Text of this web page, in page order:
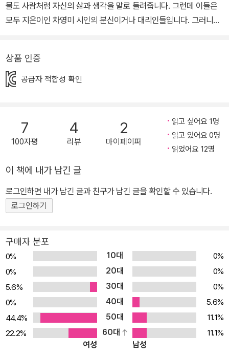
물도 사람처럼 자신의 삶과 생각을 말로 들려줍니다. 그런데 이들은
모두 지은이인 차영미 시인의 분신이거나 대리인들입니다. 그러니까
과 생각도 모두 아름답습니다. 아름다움은 ‘빛깔, 소리, 모양 등이 감
각적으로 좋은 느낌을 주는 것이며; 행동이나 마음씨 등이 훌륭하고
행복해질 것입니다. 이 동시들은 독자를 자신도 모르게 미소 짓고 노
래를 흥얼거리게 해줄 삶의 꽃들입니다. 작품의 일부를 필자가 본 대
선 돌탑// 그 위에/ 돌 하나/ 얹으려다 그만두었다.// 그 돌로/ 비뚜름
한 제비꽃/ 받쳐주었다. ?「길을 가다가」 전문 산길을 오르다 보면 아
슬아슬 돌을 이고 선 돌탑을 어렵지 않게 볼 수 있습니다. 누군가가 그
랬듯이 이 동시의 주인공도 돌을 그 위에 더 얹으려다가 아차 마음을
그 돌로 비뚜름해져 힘들어 보이는 제비꽃을 받쳐줍니다.(남의 기도
여서 차마 돌들을 다 내려놓지는 못했겠지요) 상대가 돌이든 꽃이든
남의 어려움과 힘듦을 먼저 헤아리는 마음이 잘 나타나 있습니다. 이
처럼 따뜻한 마음이 담긴 작품을 몇 편만 더 보면 이렇습니다. 할아버
지가 손수레를 힘겹게 끌며 가다가 서고 섰다가 다시 갑니다. 오르막
길 입구에서 구슬땀을 닦는 할아버지 뒤에 하나 둘, 사람들이 모입니
다. 으라차차 손수레가 할아버지를 밀며 오르막길을 오릅니다.(「으라
차차 손수레」) 소나기는 아무리 급해도 새들이 숲속으로 날아들고; 사
람들이 장독 뚜껑을 덮고, 빨래를 걷고, 새끼 밴 백구를 광으로 옮길
상품 인증
공급자 적합성 확인
7
100자평
4
리뷰
2
마이페이퍼
읽고 싶어요 1명
읽고 있어요 0명
읽었어요 12명
이 책에 내가 남긴 글
로그인하면 내가 남긴 글과 친구가 남긴 글을 확인할 수 있습니다.
로그인하기
구매자 분포
0% 10대
0%
0%
20대
0%
5.6%
30대
0%
0%
40대
5.6%
44.4%
50대
11.1%
22.2%
60대
11.1%
여성
남성